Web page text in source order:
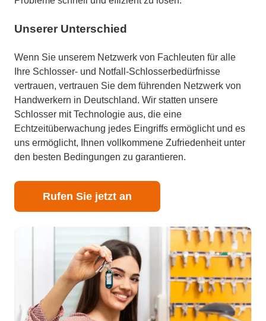
Unserer Unterschied
Wenn Sie unserem Netzwerk von Fachleuten für alle
Ihre Schlosser- und Notfall-Schlosserbedürfnisse
vertrauen, vertrauen Sie dem führenden Netzwerk von
Handwerkern in Deutschland. Wir statten unsere
Schlosser mit Technologie aus, die eine
Echtzeitüberwachung jedes Eingriffs ermöglicht und es
uns ermöglicht, Ihnen vollkommene Zufriedenheit unter
den besten Bedingungen zu garantieren.
Rufen Sie jetzt an